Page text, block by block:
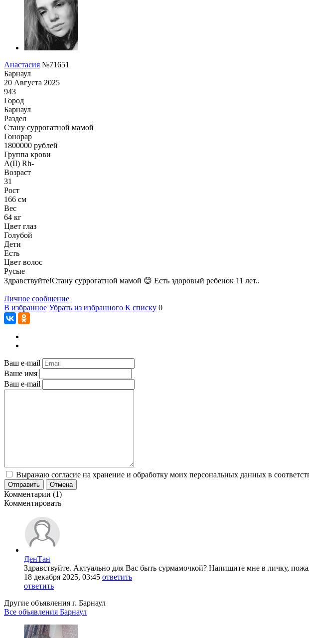
Анастасия №71651
Барнаул
20 Августа 2025
943
Город
Барнаул
Раздел
Cтану суррогатной мамой
Гонoрар
1800000 рублей
Группа крови
A(II) Rh-
Возраст
31
Рост
166 см
Вес
64 кг
Цвет глаз
Голубой
Дети
Есть
Цвет волос
Русые
Здравствуйте!Стану суррогатной мамой 😊 Есть здоровый ребенок 11 лет..
Личное сообщение
В избранное Убрать из избранного К списку 0
Ваш e-mail
Ваше имя
Ваш e-mail
Выражаю согласие на хранение и обработку моих персональных данных в
Отправить Отмена
Комментарии (1)
Комментировать
ДенТан
Здравствуйте. Актуально для Вас быть сурмамочкой? Напишите мне в личку,
18 декабря 2025, 03:45 ответить
ответить
Другие объявления г. Барнаул
Все объявления Барнаул